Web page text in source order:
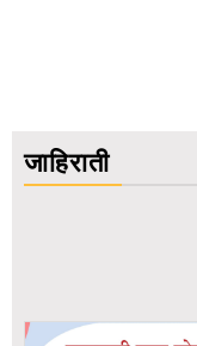
जाहिराती